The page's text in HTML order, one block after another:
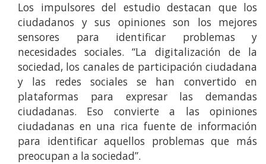
Los impulsores del estudio destacan que los
ciudadanos y sus opiniones son los mejores
sensores para identificar problemas y
necesidades sociales. “La digitalización de la
sociedad, los canales de participación ciudadana
y las redes sociales se han convertido en
plataformas para expresar las demandas
ciudadanas. Eso convierte a las opiniones
ciudadanas en una rica fuente de información
para identificar aquellos problemas que más
preocupan a la sociedad”.